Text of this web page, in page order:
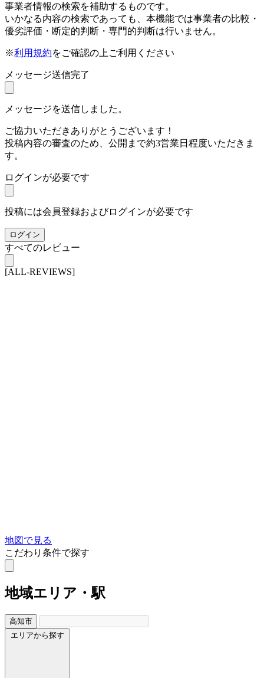
事業者情報の検索を補助するものです。
いかなる内容の検索であっても、本機能では事業者の比較・
優劣評価・断定的判断・専門的判断は行いません。
※利用規約をご確認の上ご利用ください
メッセージ送信完了
メッセージを送信しました。
ご協力いただきありがとうございます！
投稿内容の審査のため、公開まで約3営業日程度いただきま
す。
ログインが必要です
投稿には会員登録およびログインが必要です
ログイン
すべてのレビュー
[ALL-REVIEWS]
地図で見る
こだわり条件で探す
地域エリア・駅
高知市
エリアから探す